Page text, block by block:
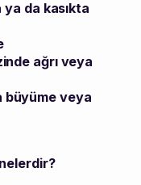
da kasıkta
ağrı veya
büyüme veya